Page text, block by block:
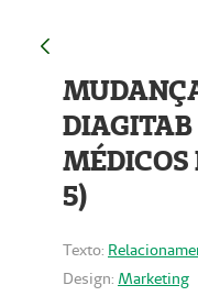
DIAGITAB
5)
Texto:
Design: Marketing